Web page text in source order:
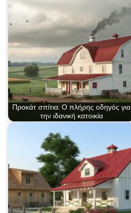
Προκάτ σπίτια: Ο πλήρης οδηγός για
την ιδανική κατοικία